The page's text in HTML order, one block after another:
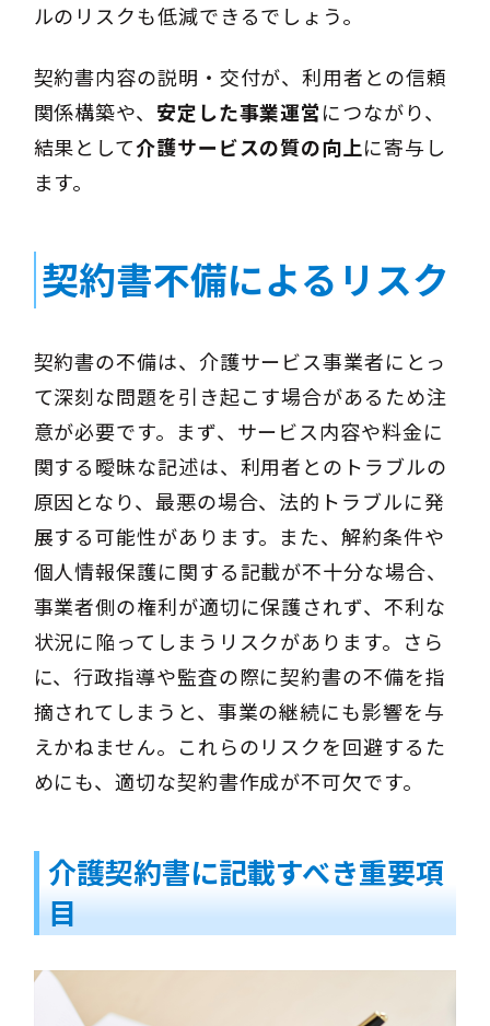
ルのリスクも低減できるでしょう。
契約書内容の説明・交付が、利用者との信頼
関係構築や、 安定した事業運営につながり、
結果として介護サービスの質の向上に寄与し
ます。
契約書不備によるリスク
契約書の不備は、介護サービス事業者にとっ
て深刻な問題を引き起こす場合があるため注
意が必要です。まず、サービス内容や料金に
関する曖昧な記述は、利用者とのトラブルの
原因となり、最悪の場合、法的トラブルに発
展する可能性があります。また、解約条件や
個人情報保護に関する記載が不十分な場合、
事業者側の権利が適切に保護されず、不利な
状況に陥ってしまうリスクがあります。さら
に、行政指導や監査の際に契約書の不備を指
摘されてしまうと、事業の継続にも影響を与
えかねません。これらのリスクを回避するた
めにも、適切な契約書作成が不可欠です。
介護契約書に記載すべき重要項
目